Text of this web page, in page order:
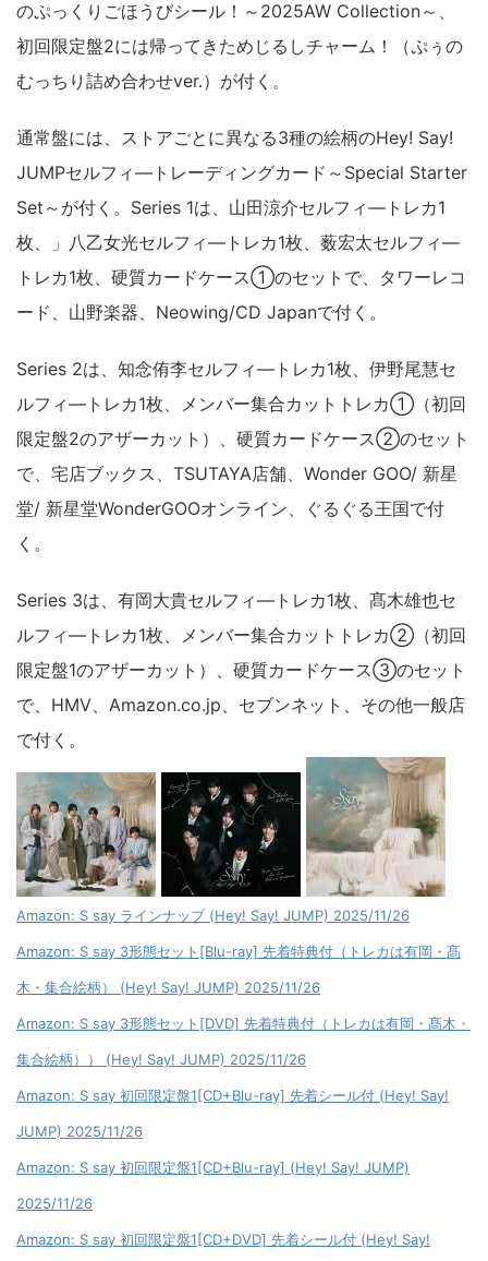
のぷっくりごほうびシール！～2025AW Collection～、
初回限定盤2には帰ってきためじるしチャーム！（ぷぅの
むっちり詰め合わせver.）が付く。
通常盤には、ストアごとに異なる3種の絵柄のHey! Say!
JUMPセルフィ―トレーディングカード～Special Starter
Set～が付く。Series 1は、山田涼介セルフィ―トレカ1
枚、」八乙女光セルフィ―トレカ1枚、薮宏太セルフィ―
トレカ1枚、硬質カードケース①のセットで、タワーレコ
ード、山野楽器、Neowing/CD Japanで付く。
Series 2は、知念侑李セルフィ―トレカ1枚、伊野尾慧セ
ルフィ―トレカ1枚、メンバー集合カットトレカ①（初回
限定盤2のアザーカット）、硬質カードケース②のセット
で、宅店ブックス、TSUTAYA店舗、Wonder GOO/ 新星
堂/ 新星堂WonderGOOオンライン、ぐるぐる王国で付
く。
Series 3は、有岡大貴セルフィ―トレカ1枚、髙木雄也セ
ルフィ―トレカ1枚、メンバー集合カットトレカ②（初回
限定盤1のアザーカット）、硬質カードケース③のセット
で、HMV、Amazon.co.jp、セブンネット、その他一般店
で付く。
Amazon: S say ラインナップ (Hey! Say! JUMP) 2025/11/26
Amazon: S say 3形態セット[Blu-ray] 先着特典付（トレカは有岡・髙
木・集合絵柄） (Hey! Say! JUMP) 2025/11/26
Amazon: S say 3形態セット[DVD] 先着特典付（トレカは有岡・髙木・
集合絵柄）） (Hey! Say! JUMP) 2025/11/26
Amazon: S say 初回限定盤1[CD+Blu-ray] 先着シール付 (Hey! Say!
JUMP) 2025/11/26
Amazon: S say 初回限定盤1[CD+Blu-ray] (Hey! Say! JUMP)
2025/11/26
Amazon: S say 初回限定盤1[CD+DVD] 先着シール付 (Hey! Say!